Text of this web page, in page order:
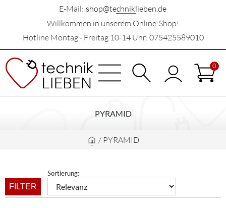
E-Mail: shop@techniklieben.de
Willkommen in unserem Online-Shop!
Hotline Montag - Freitag 10-14 Uhr: 075425589010
0
PYRAMID
/ PYRAMID
FILTER
Sortierung: